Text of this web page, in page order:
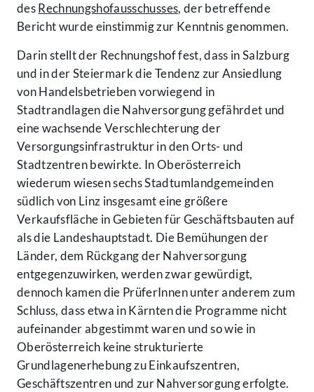
desRechnungshofausschusses, der betreffende
Bericht wurde einstimmig zur Kenntnis genommen.
Darin stellt der Rechnungshof fest, dass in Salzburg
und in der Steiermark die Tendenz zur Ansiedlung
von Handelsbetrieben vorwiegend in
Stadtrandlagen die Nahversorgung gefährdet und
eine wachsende Verschlechterung der
Versorgungsinfrastruktur in den Orts- und
Stadtzentren bewirkte. In Oberösterreich
wiederum wiesen sechs Stadtumlandgemeinden
südlich von Linz insgesamt eine größere
Verkaufsfläche in Gebieten für Geschäftsbauten auf
als die Landeshauptstadt. Die Bemühungen der
Länder, dem Rückgang der Nahversorgung
entgegenzuwirken, werden zwar gewürdigt,
dennoch kamen die PrüferInnen unter anderem zum
Schluss, dass etwa in Kärnten die Programme nicht
aufeinander abgestimmt waren und so wie in
Oberösterreich keine strukturierte
Grundlagenerhebung zu Einkaufszentren,
Geschäftszentren und zur Nahversorgung erfolgte.